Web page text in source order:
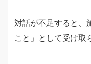
対話が不足すると、
こと」として受け取